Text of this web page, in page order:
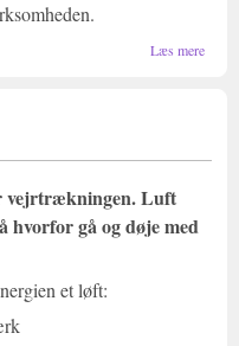
Læs mere
vejrtrækningen. Luft
hvorfor gå og døje med
et løft: